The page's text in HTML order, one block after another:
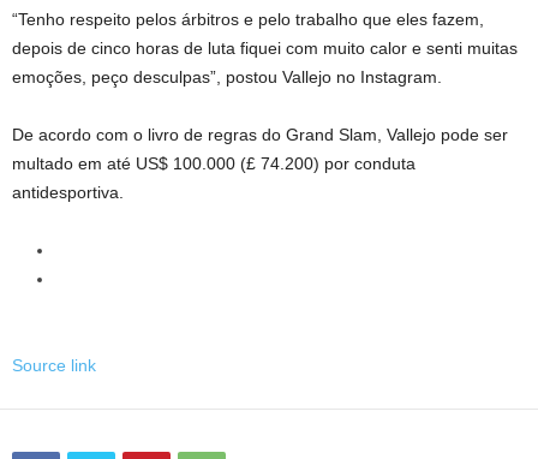
“Tenho respeito pelos árbitros e pelo trabalho que eles fazem,
depois de cinco horas de luta fiquei com muito calor e senti muitas
emoções, peço desculpas”, postou Vallejo no Instagram.
De acordo com o livro de regras do Grand Slam, Vallejo pode ser
multado em até US$ 100.000 (£ 74.200) por conduta
antidesportiva.
Source link